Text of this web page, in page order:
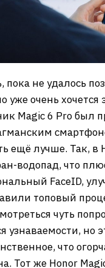
пока не удалось
уже очень хочется
Magic 6 Pro был
ещё лучше. Так, в
водопад, что
FaceID,
топовый
чуть
но
что
Тот же Honor